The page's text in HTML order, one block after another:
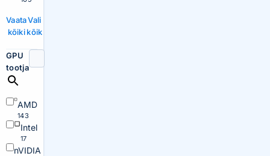
Vaata
kõiki
Vali
kõik
GPU
tootja
AMD
143
Intel
17
nVIDIA